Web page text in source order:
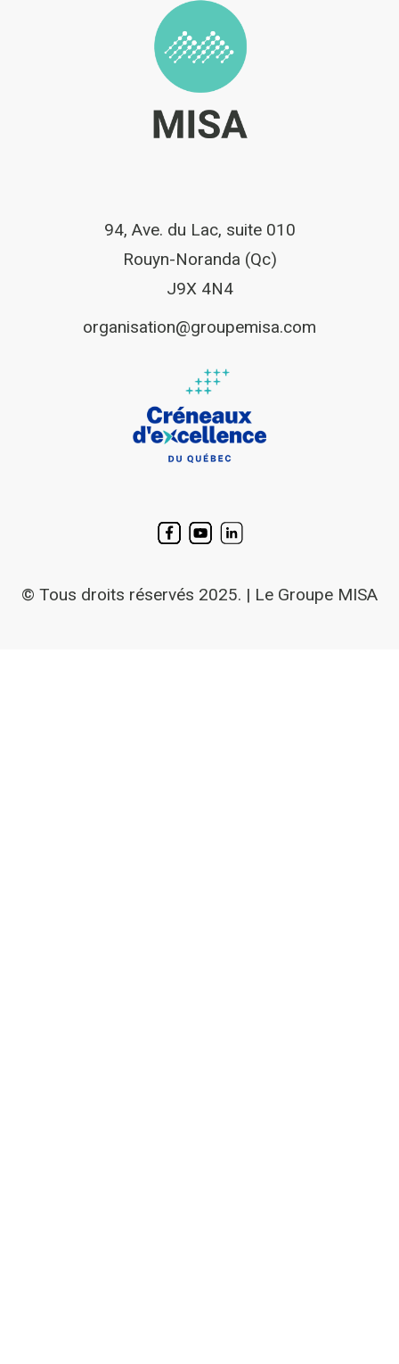
94, Ave. du Lac, suite 010
Rouyn-Noranda (Qc)
J9X 4N4
organisation@groupemisa.com
© Tous droits réservés 2025. | Le Groupe MISA